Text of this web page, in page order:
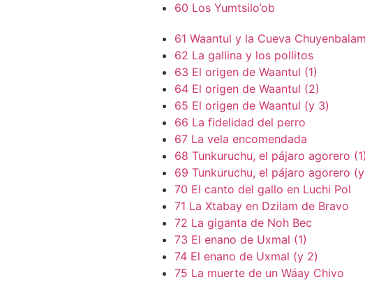
60 Los Yumtsilo’ob
61 Waantul y la Cueva Chuyenbalam
62 La gallina y los pollitos
63 El origen de Waantul (1)
64 El origen de Waantul (2)
65 El origen de Waantul (y 3)
66 La fidelidad del perro
67 La vela encomendada
68 Tunkuruchu, el pájaro agorero (1)
69 Tunkuruchu, el pájaro agorero
70 El canto del gallo en Luchi Pol
71 La Xtabay en Dzilam de Bravo
72 La giganta de Noh Bec
73 El enano de Uxmal (1)
74 El enano de Uxmal (y 2)
75 La muerte de un Wáay Chivo